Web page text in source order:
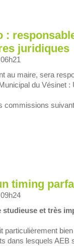
:
juridiques
au maire, sera
du Vésinet :
commissions
timing
studieuse et très
particulièrement
dans lesquels AEB